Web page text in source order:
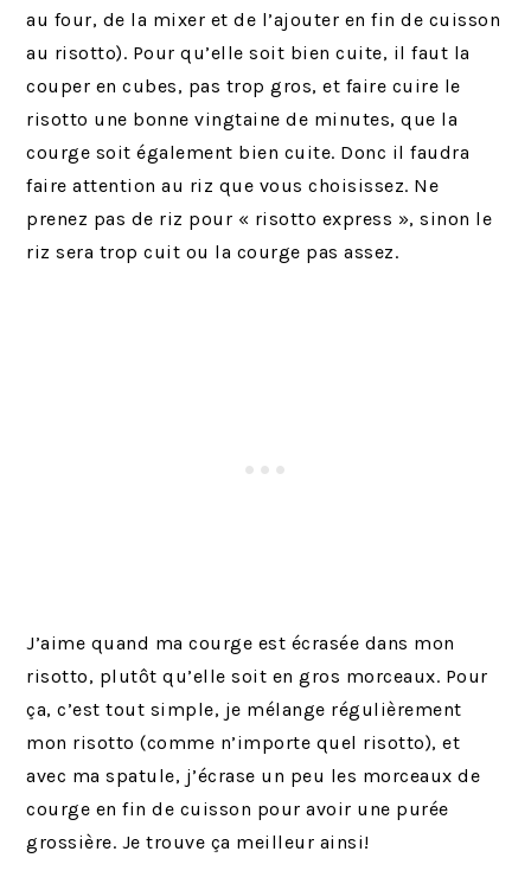
au four, de la mixer et de l’ajouter en fin de cuisson
au risotto). Pour qu’elle soit bien cuite, il faut la
couper en cubes, pas trop gros, et faire cuire le
risotto une bonne vingtaine de minutes, que la
courge soit également bien cuite. Donc il faudra
faire attention au riz que vous choisissez. Ne
prenez pas de riz pour « risotto express », sinon le
riz sera trop cuit ou la courge pas assez.
J’aime quand ma courge est écrasée dans mon
risotto, plutôt qu’elle soit en gros morceaux. Pour
ça, c’est tout simple, je mélange régulièrement
mon risotto (comme n’importe quel risotto), et
avec ma spatule, j’écrase un peu les morceaux de
courge en fin de cuisson pour avoir une purée
grossière. Je trouve ça meilleur ainsi!